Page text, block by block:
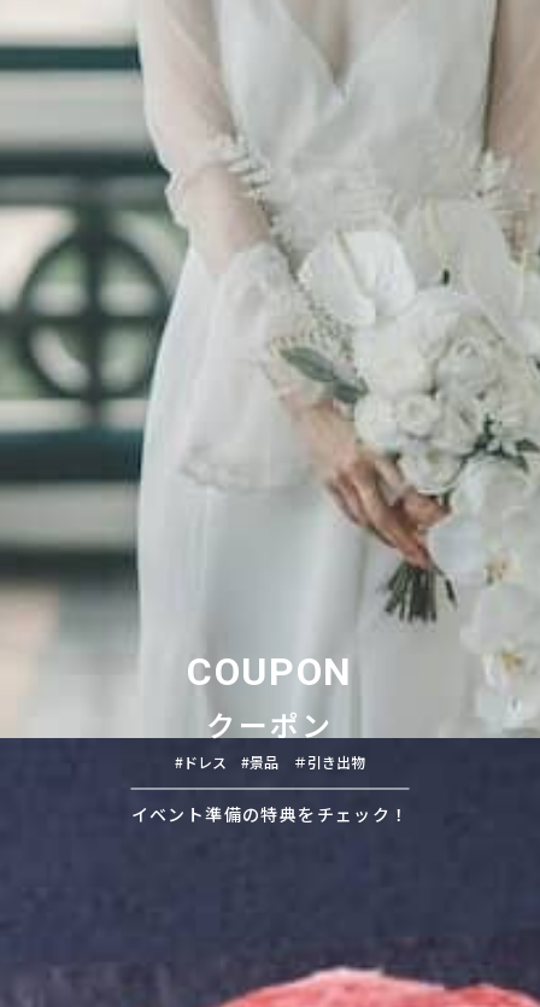
COUPON
クーポン
#ドレス #景品 ＃引き出物
イベント準備の特典をチェック！